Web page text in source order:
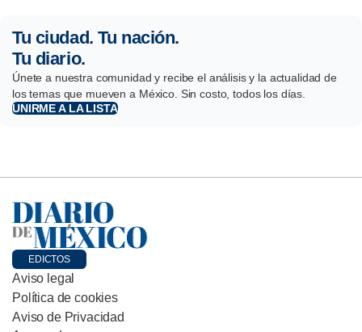
Tu ciudad. Tu nación.
Tu diario.
Únete a nuestra comunidad y recibe el análisis y la actualidad de
los temas que mueven a México. Sin costo, todos los días.
UNIRME A LA LISTA
EDICTOS
Aviso legal
Política de cookies
Aviso de Privacidad